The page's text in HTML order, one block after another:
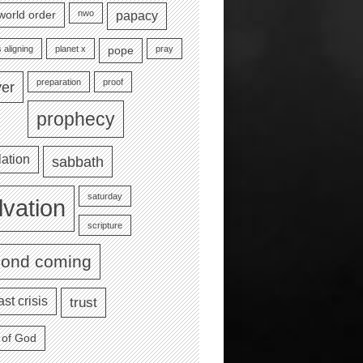
order nwo papacy
aligning planet x pope pray
preparation proof
prophecy
sabbath
saturday
scripture
coming
crisis trust
God